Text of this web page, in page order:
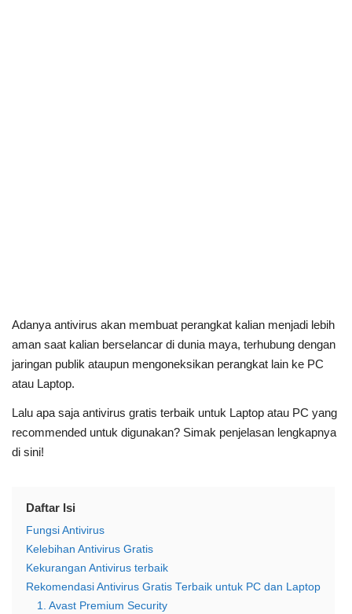
Adanya antivirus akan membuat perangkat kalian menjadi lebih
aman saat kalian berselancar di dunia maya, terhubung dengan
jaringan publik ataupun mengoneksikan perangkat lain ke PC
atau Laptop.
Lalu apa saja antivirus gratis terbaik untuk Laptop atau PC yang
recommended untuk digunakan? Simak penjelasan lengkapnya
di sini!
Daftar Isi
Fungsi Antivirus
Kelebihan Antivirus Gratis
Kekurangan Antivirus terbaik
Rekomendasi Antivirus Gratis Terbaik untuk PC dan Laptop
1. Avast Premium Security